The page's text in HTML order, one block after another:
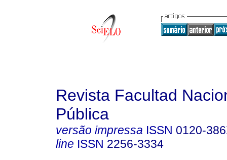
Revista Facultad
Pública
versão impressa ISSN 0120-
line ISSN 2256-3334